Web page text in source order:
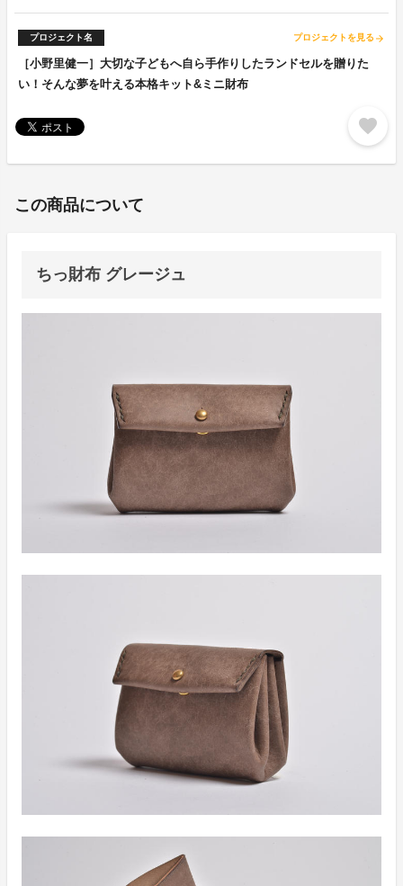
プロジェクト名 プロジェクトを見る arrow_forward
［小野里健一］大切な子どもへ自ら手作りしたランドセルを贈りた
い！そんな夢を叶える本格キット&ミニ財布
favorite
この商品について
ちっ財布 グレージュ